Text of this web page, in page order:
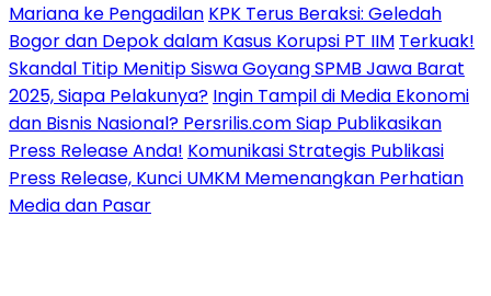
Mariana ke Pengadilan KPK Terus Beraksi: Geledah
Bogor dan Depok dalam Kasus Korupsi PT IIM Terkuak!
Skandal Titip Menitip Siswa Goyang SPMB Jawa Barat
2025, Siapa Pelakunya? Ingin Tampil di Media Ekonomi
dan Bisnis Nasional? Persrilis.com Siap Publikasikan
Press Release Anda! Komunikasi Strategis Publikasi
Press Release, Kunci UMKM Memenangkan Perhatian
Media dan Pasar